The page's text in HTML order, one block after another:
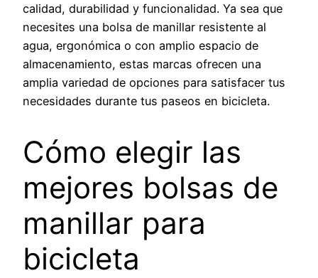
calidad, durabilidad y funcionalidad. Ya sea que
necesites una bolsa de manillar resistente al
agua, ergonómica o con amplio espacio de
almacenamiento, estas marcas ofrecen una
amplia variedad de opciones para satisfacer tus
necesidades durante tus paseos en bicicleta.
Cómo elegir las
mejores bolsas de
manillar para
bicicleta